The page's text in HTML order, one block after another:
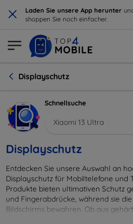
× Laden Sie unsere App herunter
shoppen Sie noch einfacher.
Displayschutz
Schnellsuche
Xiaomi 13 Ultra
Displayschutz
Entdecken Sie unsere Auswahl an
Displayschutz für Mobiltelefone und
Produkte bieten ultimativen Schutz
und Fingerabdrücke, während sie
Bildschirms bewahren. Ob aus